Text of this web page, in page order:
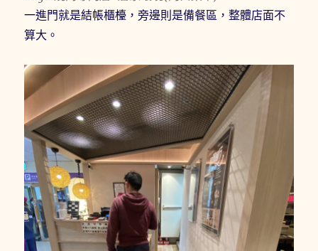
一進門就是結帳櫃檯，旁邊則是備餐區，整體店面不
算大。